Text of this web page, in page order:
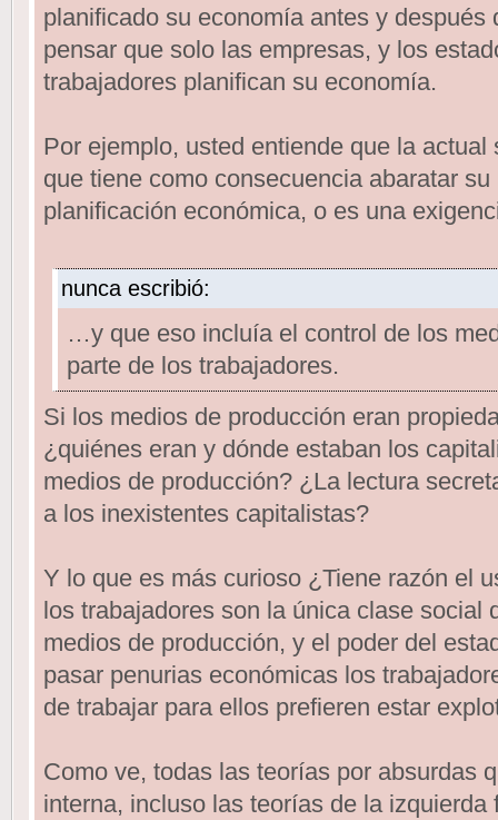
planificado su economía antes y después
pensar que solo las empresas, y los
trabajadores planifican su economía.
Por ejemplo, usted entiende que la
que tiene como consecuencia abaratar
planificación económica, o es una
nunca escribió:
…y que eso incluía el control de los
parte de los trabajadores.
Si los medios de producción eran
¿quiénes eran y dónde estaban los
medios de producción? ¿La lectura
a los inexistentes capitalistas?
Y lo que es más curioso ¿Tiene razón el
los trabajadores son la única clase social
medios de producción, y el poder del
pasar penurias económicas los
de trabajar para ellos prefieren estar
Como ve, todas las teorías por absurdas
interna, incluso las teorías de la izquierda